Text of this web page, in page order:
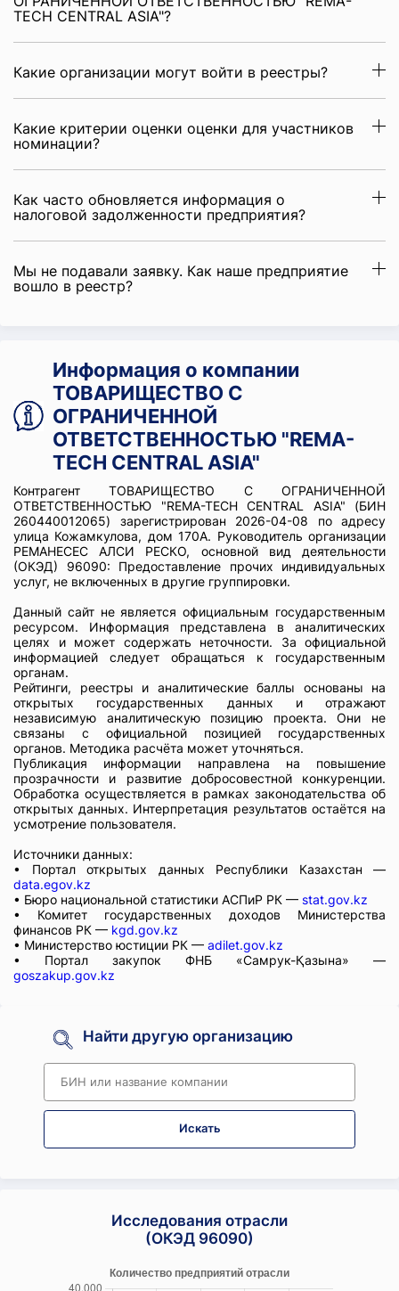
TECH CENTRAL ASIA"?
Какие организации могут войти в реестры?
Какие критерии оценки оценки для участников
номинации?
Как часто обновляется информация о
налоговой задолженности предприятия?
Мы не подавали заявку. Как наше предприятие
вошло в реестр?
Информация о компании
ТОВАРИЩЕСТВО С
ОГРАНИЧЕННОЙ
ОТВЕТСТВЕННОСТЬЮ "REMA-
TECH CENTRAL ASIA"
Контрагент ТОВАРИЩЕСТВО С ОГРАНИЧЕННОЙ
ОТВЕТСТВЕННОСТЬЮ "REMA-TECH CENTRAL ASIA" (БИН
260440012065) зарегистрирован 2026-04-08 по адресу
улица Кожамкулова, дом 170А. Руководитель организации
РЕМАНЕСЕС АЛСИ РЕСКО, основной вид деятельности
(ОКЭД) 96090: Предоставление прочих индивидуальных
услуг, не включенных в другие группировки.
Данный сайт не является официальным государственным
ресурсом. Информация представлена в аналитических
целях и может содержать неточности. За официальной
информацией следует обращаться к государственным
органам.
Рейтинги, реестры и аналитические баллы основаны на
открытых государственных данных и отражают
независимую аналитическую позицию проекта. Они не
связаны с официальной позицией государственных
органов. Методика расчёта может уточняться.
Публикация информации направлена на повышение
прозрачности и развитие добросовестной конкуренции.
Обработка осуществляется в рамках законодательства об
открытых данных. Интерпретация результатов остаётся на
усмотрение пользователя.
Источники данных:
• Портал открытых данных Республики Казахстан —
data.egov.kz
• Бюро национальной статистики АСПиР РК — stat.gov.kz
• Комитет государственных доходов Министерства
финансов РК — kgd.gov.kz
• Министерство юстиции РК — adilet.gov.kz
• Портал закупок ФНБ «Самрук-Қазына» —
goszakup.gov.kz
Найти другую организацию
Искать
Исследования отрасли
(ОКЭД 96090)